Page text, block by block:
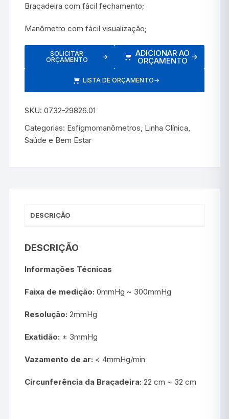
Braçadeira com fácil fechamento;
Manômetro com fácil visualização;
SOLICITAR
ORÇAMENTO
→ ADICIONAR AO
ORÇAMENTO →
LISTA DE ORÇAMENTO→
SKU:0732-29826.01
Categorias: Esfigmomanômetros, Linha Clínica,
Saúde e Bem Estar
DESCRIÇÃO
DESCRIÇÃO
Informações Técnicas
Faixa de medição: 0mmHg ~ 300mmHg
Resolução: 2mmHg
Exatidão: ± 3mmHg
Vazamento de ar: < 4mmHg/min
Circunferência da Braçadeira: 22 cm ~ 32 cm